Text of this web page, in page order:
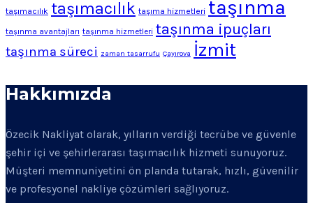
taşımacılık taşımacılık taşıma hizmetleri taşınma
taşınma avantajları taşınma hizmetleri taşınma ipuçları
taşınma süreci zaman tasarrufu Çayırova İzmit
Hakkımızda
Özecik Nakliyat olarak, yılların verdiği tecrübe ve güvenle
şehir içi ve şehirlerarası taşımacılık hizmeti sunuyoruz.
Müşteri memnuniyetini ön planda tutarak, hızlı, güvenilir
ve profesyonel nakliye çözümleri sağlıyoruz.